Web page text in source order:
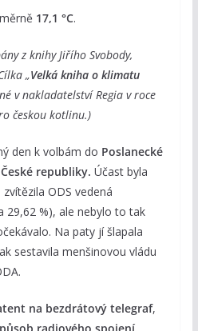
17,1 °C.
z knihy Jiřího Svobody,
„Velká kniha o klimatu
v nakladatelství Regia v roce
českou kotlinu.)
den k volbám do Poslanecké
republiky. Účast byla
ODS vedená
29,62 %), ale nebylo to tak
Na paty jí šlapala
sestavila menšinovou vládu
na bezdrátový telegraf,